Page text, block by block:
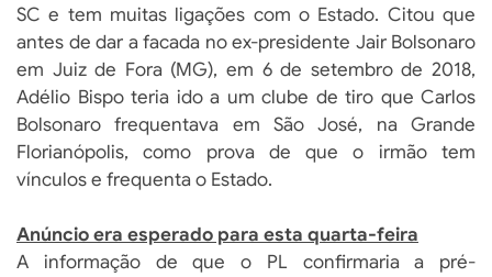
SC e tem muitas ligações com o Estado. Citou que
antes de dar a facada no ex-presidente Jair Bolsonaro
em Juiz de Fora (MG), em 6 de setembro de 2018,
Adélio Bispo teria ido a um clube de tiro que Carlos
Bolsonaro frequentava em São José, na Grande
Florianópolis, como prova de que o irmão tem
vínculos e frequenta o Estado.
Anúncio era esperado para esta quarta-feira
A informação de que o PL confirmaria a pré-